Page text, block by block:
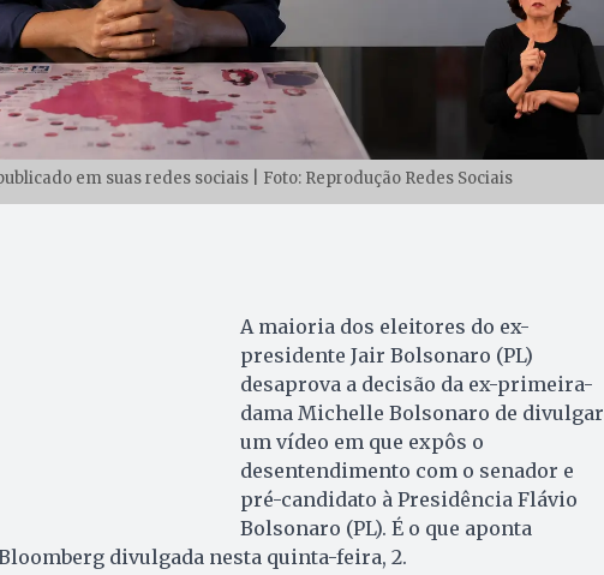
em suas redes sociais | Foto: Reprodução Redes Sociais
A maioria dos eleitores do ex-
presidente Jair Bolsonaro (PL)
desaprova a decisão da ex-primeira-
dama Michelle Bolsonaro de divulgar
um vídeo em que expôs o
desentendimento com o senador e
pré-candidato à Presidência Flávio
Bolsonaro (PL). É o que aponta
divulgada nesta quinta-feira, 2.